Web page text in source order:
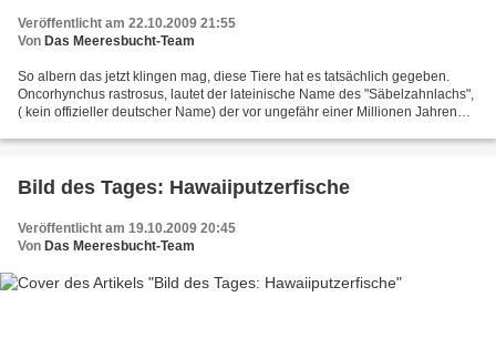
Veröffentlicht am 22.10.2009 21:55
Von Das Meeresbucht-Team
So albern das jetzt klingen mag, diese Tiere hat es tatsächlich gegeben.
Oncorhynchus rastrosus, lautet der lateinische Name des "Säbelzahnlachs",
( kein offizieller deutscher Name) der vor ungefähr einer Millionen Jahren
Bild des Tages: Hawaiiputzerfische
Veröffentlicht am 19.10.2009 20:45
Von Das Meeresbucht-Team